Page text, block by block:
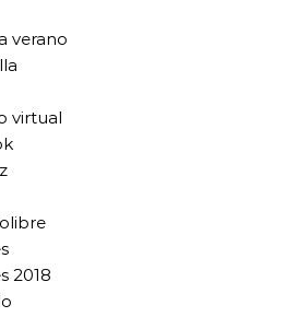
verano
virtual
2018